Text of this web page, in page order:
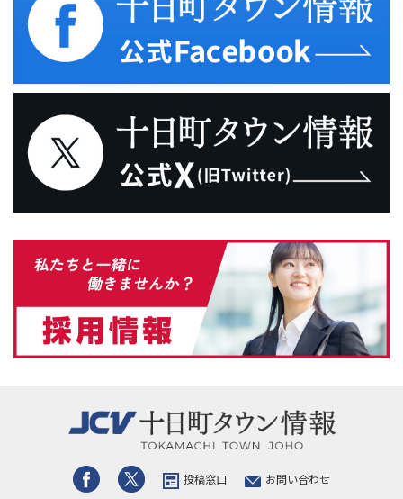
投稿窓口 お問い合わせ